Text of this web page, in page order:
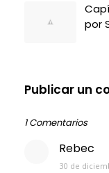
por
Publicar un
1 Comentarios
Rebec
30 de